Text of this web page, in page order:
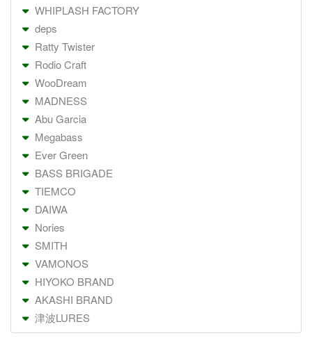
WHIPLASH FACTORY
deps
Ratty Twister
Rodio Craft
WooDream
MADNESS
Abu Garcia
Megabass
Ever Green
BASS BRIGADE
TIEMCO
DAIWA
Nories
SMITH
VAMONOS
HIYOKO BRAND
AKASHI BRAND
津波LURES